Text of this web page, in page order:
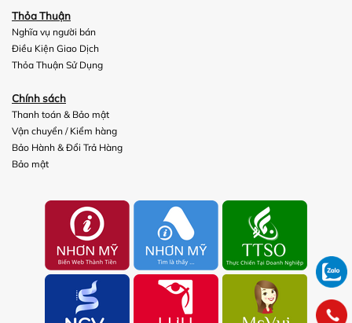
Thỏa Thuận
Nghĩa vụ người bán
Điều Kiện Giao Dịch
Thỏa Thuận Sử Dụng
Chính sách
Thanh toán & Bảo mật
Vận chuyển / Kiểm hàng
Bảo Hành & Đổi Trả Hàng
Bảo mật